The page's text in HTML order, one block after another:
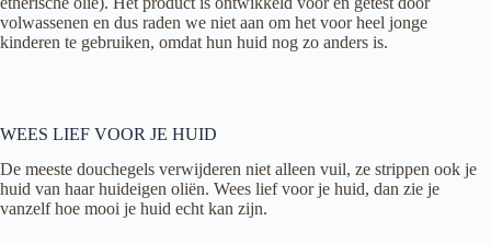
volwassenen en dus raden we niet aan om het voor heel jonge
kinderen te gebruiken, omdat hun huid nog zo anders is.
WEES LIEF VOOR JE HUID
De meeste douchegels verwijderen niet alleen vuil, ze strippen ook je
huid van haar huideigen oliën. Wees lief voor je huid, dan zie je
vanzelf hoe mooi je huid echt kan zijn.